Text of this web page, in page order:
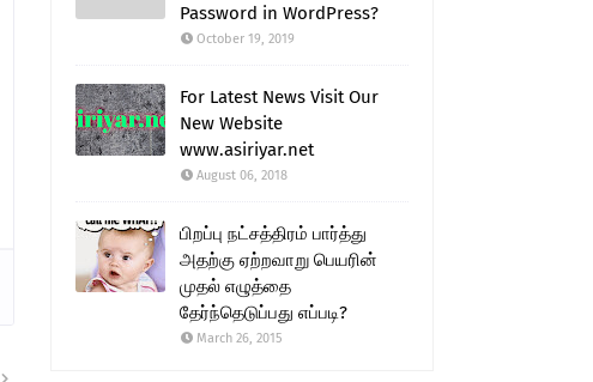
Password in WordPress?
October 19, 2019
For Latest News Visit Our
New Website
www.asiriyar.net
August 06, 2018
பிறப்பு நட்சத்திரம் பார்த்து
அதற்கு ஏற்றவாறு பெயரின்
முதல் எழுத்தை
தேர்ந்தெடுப்பது எப்படி?
March 26, 2015